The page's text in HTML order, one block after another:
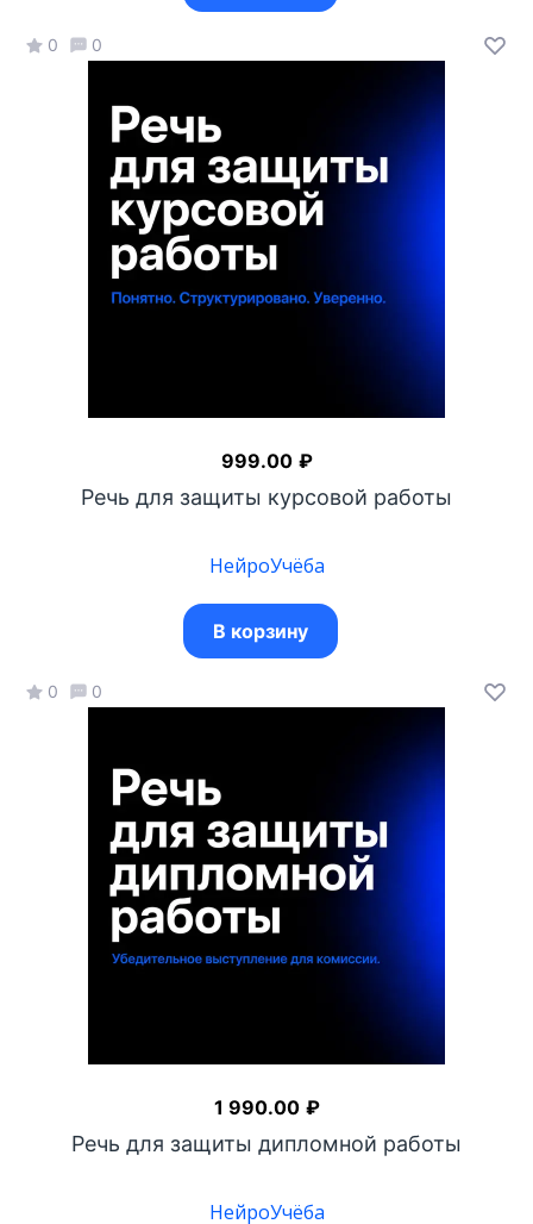
0 0
Речь для защиты курсовой работы
НейроУчёба
999.00 ₽
В корзину
0 0
Речь для защиты дипломной работы
НейроУчёба
1 990.00 ₽